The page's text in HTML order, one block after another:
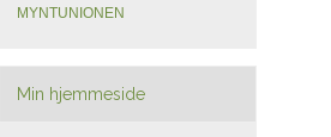
MYNTUNIONEN
Min hjemmeside